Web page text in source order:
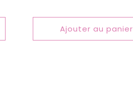
Ajouter au panier